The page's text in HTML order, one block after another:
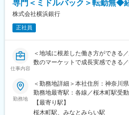
報シェアの場として実施）】
・原則毎週月曜：8：00～16：20
・原則毎週水曜：8：30～16：50
※部署によってはシフト制を導入し
※役割によっては型裁量労働制が
間：7時間20分／日）
※業務の都合上、時間外労働が発
当社は、1999年にオンライン専業
した。2025年1月には総合口座数
36兆円超と成長を続けています。
的なサービスを通じて、投資初心
専門＜ミドルバック＞転勤無◆
株式会社横浜銀行
正社員
仕事内容
＜地域に根差した働き方ができる
数のマーケットで成長実感できる
■業務内容：
・M&A／LBO／MBOファイナンス
行実務および期中管理を担うミド
ただきます。
勤務地
＜勤務地詳細＞本社住所：神奈川
勤務地最寄駅：各線／桜木町駅受
【最寄り駅】
桜木町駅、みなとみらい駅